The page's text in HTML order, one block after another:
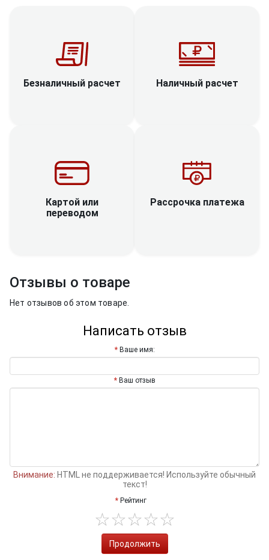
Безналичный расчет Наличный расчет
Картой или
переводом
Рассрочка платежа
Отзывы о товаре
Нет отзывов об этом товаре.
Написать отзыв
Ваше имя:
Ваш отзыв
Внимание: HTML не поддерживается! Используйте обычный
текст!
Рейтинг
Продолжить